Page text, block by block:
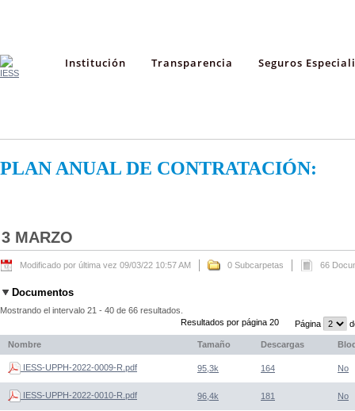
Institución Transparencia Seguros
PLAN ANUAL DE CONTRATACIÓN:
3 MARZO
Modificado por última vez 09/03/22 10:57 AM 0 Subcarpetas 66
Documentos
Mostrando el intervalo 21 - 40 de 66 resultados.
Resultados por página 20
Página
Nombre Tamaño Descargas
IESS-UPPH-2022-0009-R.pdf 95,3k 164 No
IESS-UPPH-2022-0010-R.pdf 96,4k 181 No